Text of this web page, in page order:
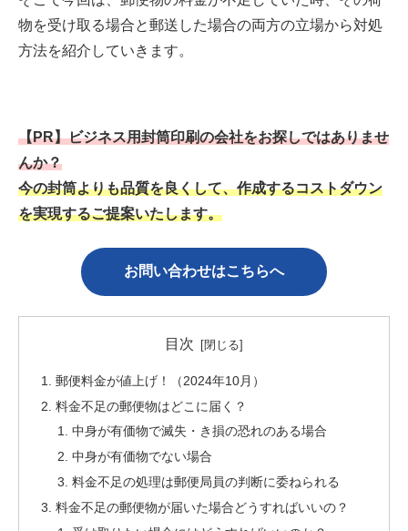
物を受け取る場合と郵送した場合の両方の立場から対処
方法を紹介していきます。
【PR】ビジネス用封筒印刷の会社をお探しではありませ
んか？
今の封筒よりも品質を良くして、作成するコストダウン
を実現するご提案いたします。
お問い合わせはこちらへ
目次
郵便料金が値上げ！（2024年10月）
料金不足の郵便物はどこに届く？
中身が有価物で滅失・き損の恐れのある場合
中身が有価物でない場合
料金不足の処理は郵便局員の判断に委ねられる
料金不足の郵便物が届いた場合どうすればいいの？